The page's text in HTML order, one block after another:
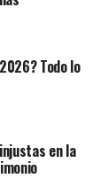
Todo lo
en la